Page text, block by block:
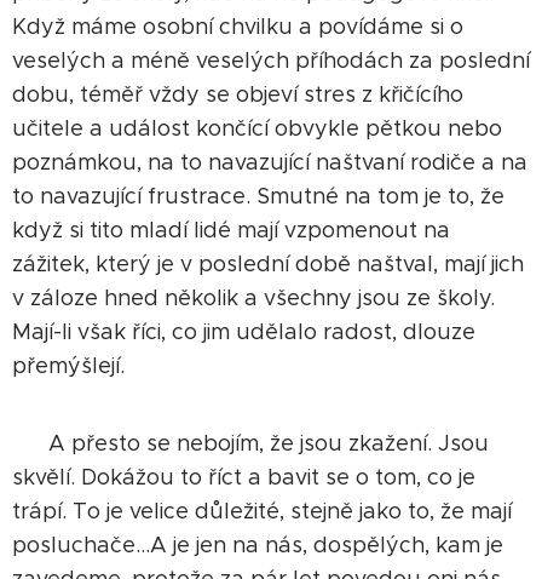
Když máme osobní chvilku a povídáme si o
veselých a méně veselých příhodách za poslední
dobu, téměř vždy se objeví stres z křičícího
učitele a událost končící obvykle pětkou nebo
poznámkou, na to navazující naštvaní rodiče a na
to navazující frustrace. Smutné na tom je to, že
když si tito mladí lidé mají vzpomenout na
zážitek, který je v poslední době naštval, mají jich
v záloze hned několik a všechny jsou ze školy.
Mají-li však říci, co jim udělalo radost, dlouze
přemýšlejí.
A přesto se nebojím, že jsou zkažení. Jsou
skvělí. Dokážou to říct a bavit se o tom, co je
trápí. To je velice důležité, stejně jako to, že mají
posluchače...A je jen na nás, dospělých, kam je